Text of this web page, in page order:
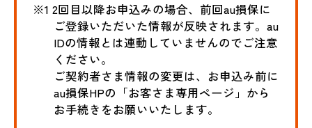
※1 2回目以降お申込みの場合、前回au損保に
ご登録いただいた情報が反映されます。au
IDの情報とは連動していませんのでご注意
ください。
ご契約者さま情報の変更は、お申込み前に
au損保HPの「お客さま専用ページ」から
お手続きをお願いいたします。